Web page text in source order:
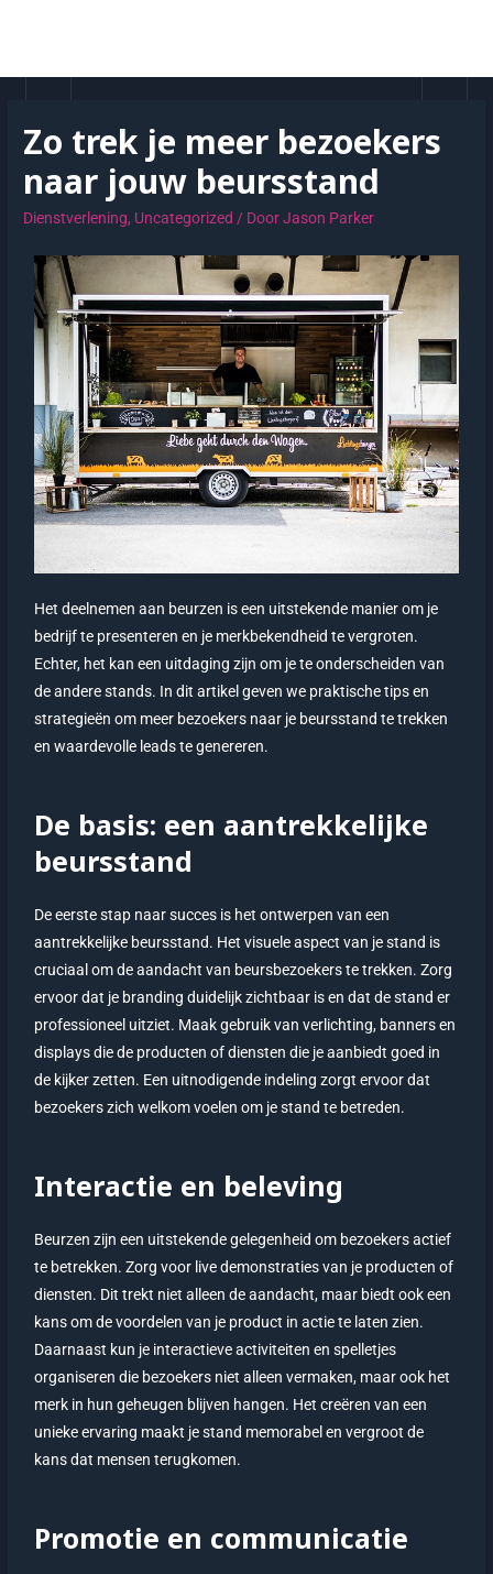
Zo trek je meer bezoekers
naar jouw beursstand
Dienstverlening, Uncategorized / DoorJason Parker
Het deelnemen aan beurzen is een uitstekende manier om je
bedrijf te presenteren en je merkbekendheid te vergroten.
Echter, het kan een uitdaging zijn om je te onderscheiden van
de andere stands. In dit artikel geven we praktische tips en
strategieën om meer bezoekers naar je beursstand te trekken
en waardevolle leads te genereren.
De basis: een aantrekkelijke
beursstand
De eerste stap naar succes is het ontwerpen van een
aantrekkelijke beursstand. Het visuele aspect van je stand is
cruciaal om de aandacht van beursbezoekers te trekken. Zorg
ervoor dat je branding duidelijk zichtbaar is en dat de stand er
professioneel uitziet. Maak gebruik van verlichting, banners en
displays die de producten of diensten die je aanbiedt goed in
de kijker zetten. Een uitnodigende indeling zorgt ervoor dat
bezoekers zich welkom voelen om je stand te betreden.
Interactie en beleving
Beurzen zijn een uitstekende gelegenheid om bezoekers actief
te betrekken. Zorg voor live demonstraties van je producten of
diensten. Dit trekt niet alleen de aandacht, maar biedt ook een
kans om de voordelen van je product in actie te laten zien.
Daarnaast kun je interactieve activiteiten en spelletjes
organiseren die bezoekers niet alleen vermaken, maar ook het
merk in hun geheugen blijven hangen. Het creëren van een
unieke ervaring maakt je stand memorabel en vergroot de
kans dat mensen terugkomen.
Promotie en communicatie